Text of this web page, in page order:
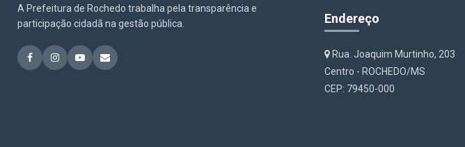
A Prefeitura de Rochedo trabalha pela transparência e
participação cidadã na gestão pública.
Endereço
Rua. Joaquim Murtinho, 203
Centro - ROCHEDO/MS
CEP: 79450-000